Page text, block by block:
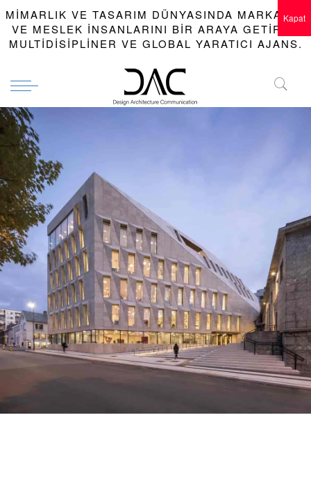
MIMARLIK VE TASARIM DÜNYASINDA MARKALAR
VE MESLEK INSANLARINI BIR ARAYA GETIREN
MULTIDISIPLINER VE GLOBAL YARATICI AJANS.
Kapat